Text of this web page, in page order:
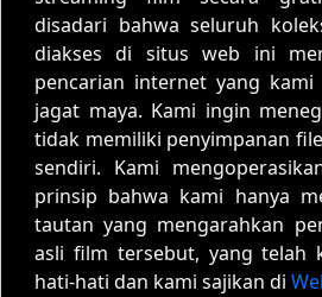
disadari bahwa seluruh
diakses di situs web ini
pencarian internet yang
jagat maya. Kami ingin
tidak memiliki penyimpanan
sendiri. Kami
prinsip bahwa kami hanya
tautan yang mengarahkan
asli film tersebut, yang telah
hati-hati dan kami sajikan di